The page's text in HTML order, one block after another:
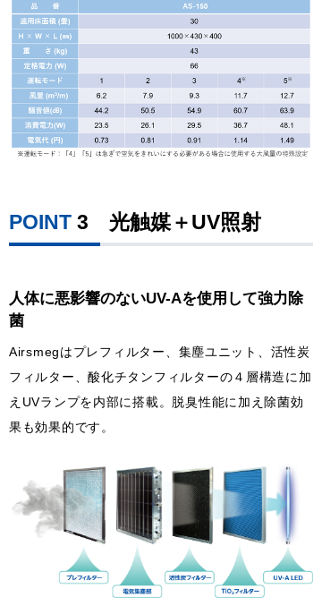
POINT 3 光触媒＋UV照射
人体に悪影響のないUV-Aを使用して強力除
菌
Airsmegはプレフィルター、集塵ユニット、活性炭
フィルター、酸化チタンフィルターの４層構造に加
えUVランプを内部に搭載。脱臭性能に加え除菌効
果も効果的です。